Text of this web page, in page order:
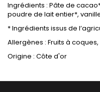
Ingrédients : Pâte de
poudre de lait entier*,
* Ingrédients issus de
Allergènes : Fruits à coques,
Origine : Côte d'or